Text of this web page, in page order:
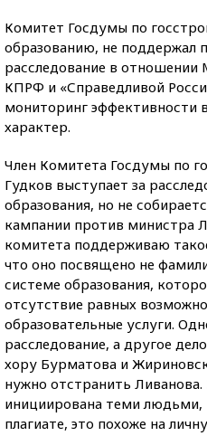
Комитет Госдумы по
образованию, не поддержал
расследование в отношении
КПРФ и «Справедливой
мониторинг эффективности
характер.
Член Комитета Госдумы по
Гудков выступает за
образования, но не
кампании против министра
комитета поддерживаю
что оно посвящено не
системе образования,
отсутствие равных
образовательные услуги.
расследование, а другое
хору Бурматова и
нужно отстранить
инициирована теми людьми,
плагиате, это похоже на